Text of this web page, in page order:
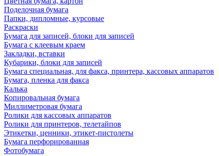
Поделочная бумага
Папки, дипломные, курсовые
Раскраски
Бумага для записей, блоки для записей
Бумага с клеевым краем
Закладки, вставки
Кубарики, блоки для записей
Бумага специальная, для факса, принтера, кассовых аппаратов
Бумага, пленка для факса
Калька
Копировальная бумага
Миллиметровая бумага
Ролики для кассовых аппаратов
Ролики для принтеров, телетайпов
Этикетки, ценники, этикет-пистолеты
Бумага перфорированная
Фотобумага